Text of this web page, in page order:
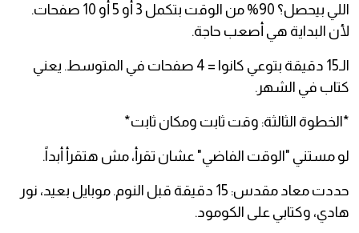
اللي بيحصل؟ 90% من الوقت بتكمل 3 أو 5 أو 10 صفحات.
لأن البداية هي أصعب حاجة.
الـ15 دقيقة بتوعي كانوا = 4 صفحات في المتوسط. يعني
كتاب في الشهر.
*الخطوة الثالثة: وقت ثابت ومكان ثابت*
لو مستني "الوقت الفاضي" عشان تقرأ، مش هتقرأ أبداً.
حددت معاد مقدس: 15 دقيقة قبل النوم. موبايل بعيد، نور
هادي، وكتابي على الكومود.